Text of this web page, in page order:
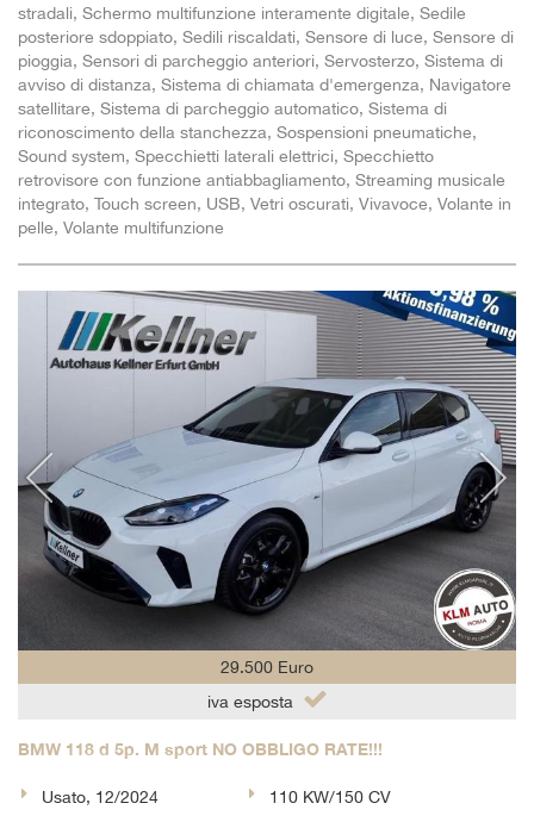
stradali, Schermo multifunzione interamente digitale, Sedile
posteriore sdoppiato, Sedili riscaldati, Sensore di luce, Sensore di
pioggia, Sensori di parcheggio anteriori, Servosterzo, Sistema di
avviso di distanza, Sistema di chiamata d'emergenza, Navigatore
satellitare, Sistema di parcheggio automatico, Sistema di
riconoscimento della stanchezza, Sospensioni pneumatiche,
Sound system, Specchietti laterali elettrici, Specchietto
retrovisore con funzione antiabbagliamento, Streaming musicale
integrato, Touch screen, USB, Vetri oscurati, Vivavoce, Volante in
pelle, Volante multifunzione
29.500 Euro
iva esposta
BMW 118 d 5p. M sport NO OBBLIGO RATE!!!
Usato, 12/2024
110 KW/150 CV